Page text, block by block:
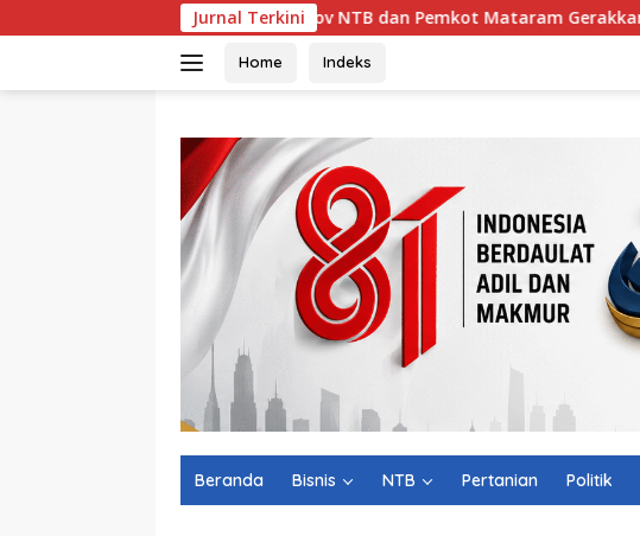
ke
Jurnal Terkini
ke-81, Pemprov NTB dan Pemkot Mataram Gerakkan Nasionalisme
Home Indeks
Beranda Bisnis NTB Pertanian Politik